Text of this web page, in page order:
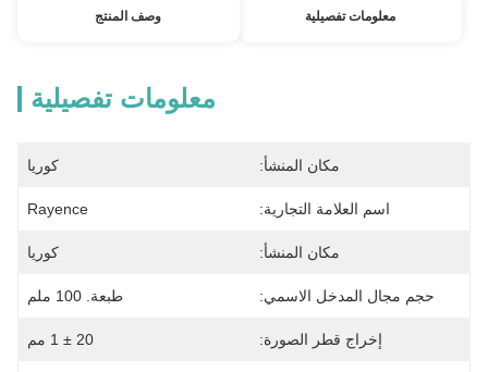
معلومات تفصيلية وصف المنتج
معلومات تفصيلية
مكان المنشأ: كوريا
اسم العلامة التجارية: Rayence
مكان المنشأ: كوريا
حجم مجال المدخل الاسمي: طبعة. 100 ملم
إخراج قطر الصورة: 20 ± 1 مم